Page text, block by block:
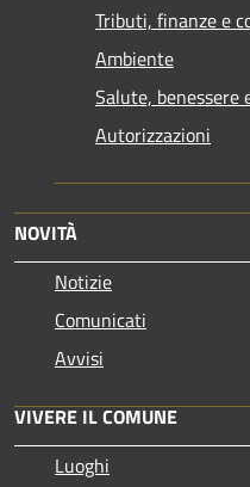
Tributi, finanze e
Ambiente
Salute, benessere
Autorizzazioni
NOVITÀ
Notizie
Comunicati
Avvisi
VIVERE IL COMUNE
Luoghi